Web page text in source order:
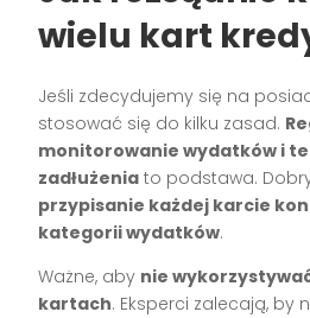
wielu kart
Jeśli zdecydujemy się na
stosować się do kilku zasad.
monitorowanie wydatków i
zadłużenia to podstawa.
przypisanie każdej karcie
kategorii wydatków.
Ważne, aby nie
kartach. Eksperci zalecają, by